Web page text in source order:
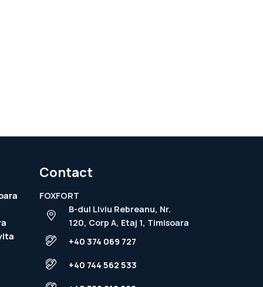
Contact
FOXFORT
B-dul Liviu Rebreanu, Nr.
120, Corp A, Etaj 1, Timisoara
+40 374 069 727
+40 744 562 533